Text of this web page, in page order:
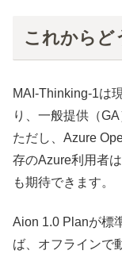
これからど
MAI-Thinking-1は
り、一般提供（
ただし、Azure
存のAzure利用者
も期待できます。
Aion 1.0 Planが標
ば、オフラインで